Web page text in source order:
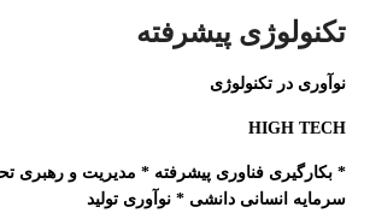
تکنولوژی پیشرفته
نوآوری در تکنولوژی
HIGH TECH
* بکارگیری فناوری پیشرفته * مدیریت و رهبری
سرمایه انسانی دانشی * نوآوری تولید